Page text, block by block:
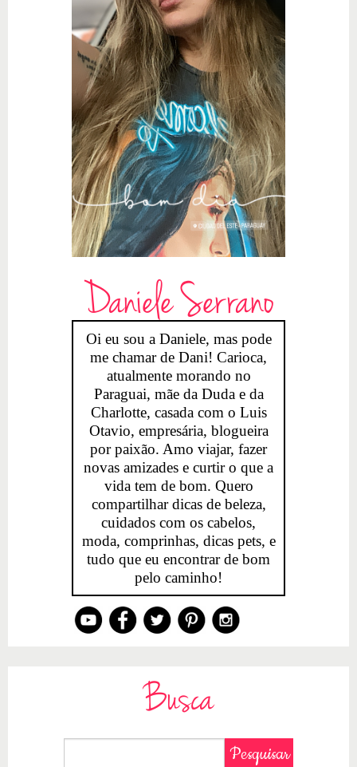
Daniele Serrano
Oi eu sou a Daniele, mas pode
me chamar de Dani! Carioca,
atualmente morando no
Paraguai, mãe da Duda e da
Charlotte, casada com o Luis
Otavio, empresária, blogueira
por paixão. Amo viajar, fazer
novas amizades e curtir o que a
vida tem de bom. Quero
compartilhar dicas de beleza,
cuidados com os cabelos,
moda, comprinhas, dicas pets, e
tudo que eu encontrar de bom
pelo caminho!
Busca